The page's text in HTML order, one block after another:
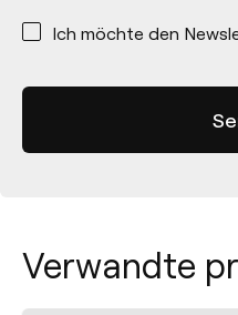
*
Ich möchte den
Verwandte